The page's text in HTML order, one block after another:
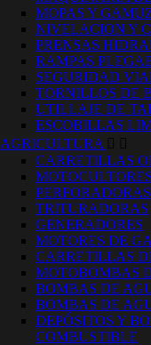
MOPAS Y
NIVELACION Y
PRENSAS
RAMPAS
SEGURIDAD
TORNILLOS DE
UTILLAJE DE
ESCOBILLAS
AGRICULTURA  
CARRETILLAS
PERFORADORAS
TRITURADORAS
GENERADORES
MOTORES DE
CARRETILLAS
MOTOBOMBAS
BOMBAS DE
BOMBAS DE
DEPÓSITOS Y
COMBUSTIBLE